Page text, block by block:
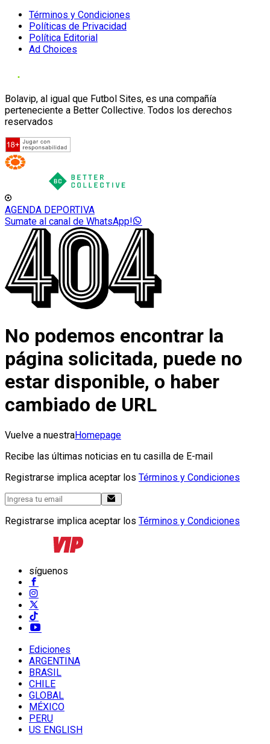
Términos y Condiciones
Políticas de Privacidad
Política Editorial
Ad Choices
Bolavip, al igual que Futbol Sites, es una compañía
perteneciente a Better Collective. Todos los derechos
reservados
AGENDA DEPORTIVA
Sumate al canal de WhatsApp!
No podemos encontrar la
página solicitada, puede no
estar disponible, o haber
cambiado de URL
Vuelve a nuestraHomepage
Recibe las últimas noticias en tu casilla de E-mail
Registrarse implica aceptar los Términos y Condiciones
Registrarse implica aceptar los Términos y Condiciones
síguenos
Ediciones
ARGENTINA
BRASIL
CHILE
GLOBAL
MÉXICO
PERU
US ENGLISH